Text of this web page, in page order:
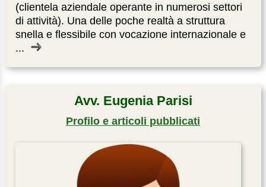
(clientela aziendale operante in numerosi settori
di attività). Una delle poche realtà a struttura
snella e flessibile con vocazione internazionale e
...
Avv. Eugenia Parisi
Profilo e articoli pubblicati